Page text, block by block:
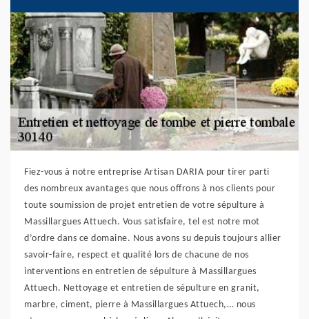
Fiez-vous à notre entreprise Artisan DARIA pour tirer parti
des nombreux avantages que nous offrons à nos clients pour
toute soumission de projet entretien de votre sépulture à
Massillargues Attuech. Vous satisfaire, tel est notre mot
d’ordre dans ce domaine. Nous avons su depuis toujours allier
savoir-faire, respect et qualité lors de chacune de nos
interventions en entretien de sépulture à Massillargues
Attuech. Nettoyage et entretien de sépulture en granit,
marbre, ciment, pierre à Massillargues Attuech,… nous